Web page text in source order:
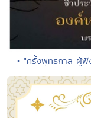
• "ครั้งพุทธกาล ผู้ฟั